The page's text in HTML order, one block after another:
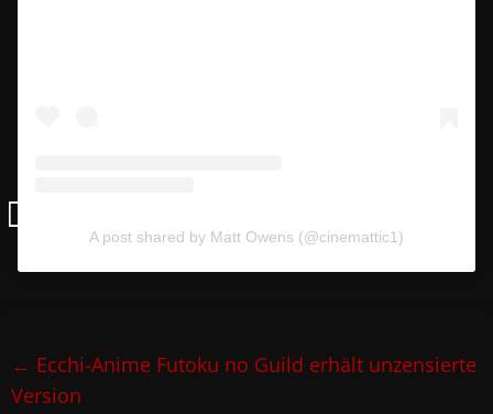
A post shared by Matt Owens (@cinemattic1)
← Ecchi-Anime Futoku no Guild erhält unzensierte
Version